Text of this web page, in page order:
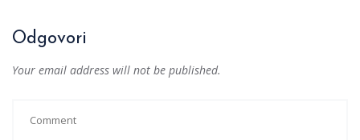
Odgovori
Your email address will not be published.